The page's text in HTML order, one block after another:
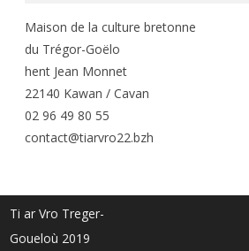
Maison de la culture bretonne
du Trégor-Goëlo
hent Jean Monnet
22140 Kawan / Cavan
02 96 49 80 55
contact@tiarvro22.bzh
Ti ar Vro Treger-
Goueloù 2019